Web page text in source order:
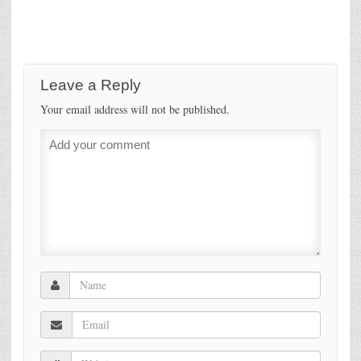
Leave a Reply
Your email address will not be published.